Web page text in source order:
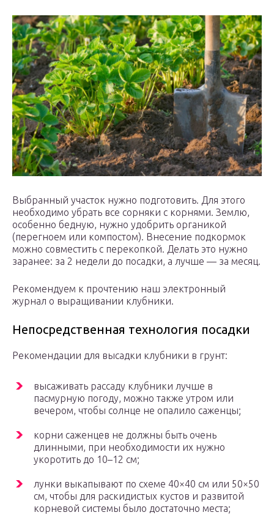
Выбранный участок нужно подготовить. Для этого
необходимо убрать все сорняки с корнями. Землю,
особенно бедную, нужно удобрить органикой
(перегноем или компостом). Внесение подкормок
можно совместить с перекопкой. Делать это нужно
заранее: за 2 недели до посадки, а лучше — за месяц.
Рекомендуем к прочтению наш электронный
журнал о выращивании клубники.
Непосредственная технология посадки
Рекомендации для высадки клубники в грунт:
высаживать рассаду клубники лучше в
пасмурную погоду, можно также утром или
вечером, чтобы солнце не опалило саженцы;
корни саженцев не должны быть очень
длинными, при необходимости их нужно
укоротить до 10–12 см;
лунки выкапывают по схеме 40×40 см или 50×50
см, чтобы для раскидистых кустов и развитой
корневой системы было достаточно места;